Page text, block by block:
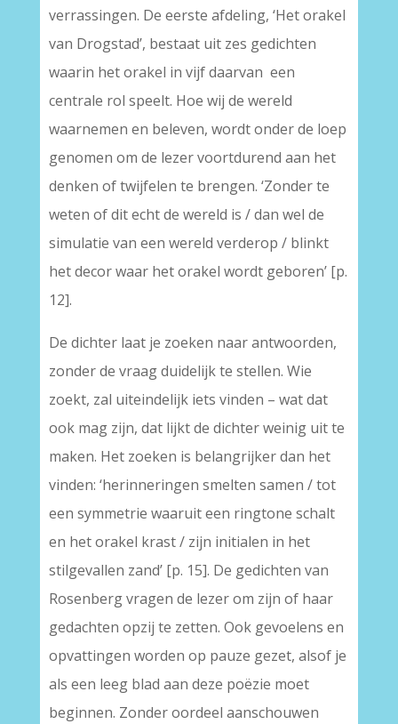
verrassingen. De eerste afdeling, ‘Het orakel
van Drogstad’, bestaat uit zes gedichten
waarin het orakel in vijf daarvan een
centrale rol speelt. Hoe wij de wereld
waarnemen en beleven, wordt onder de loep
genomen om de lezer voortdurend aan het
denken of twijfelen te brengen. ‘Zonder te
weten of dit echt de wereld is / dan wel de
simulatie van een wereld verderop / blinkt
het decor waar het orakel wordt geboren’ [p.
12].
De dichter laat je zoeken naar antwoorden,
zonder de vraag duidelijk te stellen. Wie
zoekt, zal uiteindelijk iets vinden – wat dat
ook mag zijn, dat lijkt de dichter weinig uit te
maken. Het zoeken is belangrijker dan het
vinden: ‘herinneringen smelten samen / tot
een symmetrie waaruit een ringtone schalt
en het orakel krast / zijn initialen in het
stilgevallen zand’ [p. 15]. De gedichten van
Rosenberg vragen de lezer om zijn of haar
gedachten opzij te zetten. Ook gevoelens en
opvattingen worden op pauze gezet, alsof je
als een leeg blad aan deze poëzie moet
beginnen. Zonder oordeel aanschouwen